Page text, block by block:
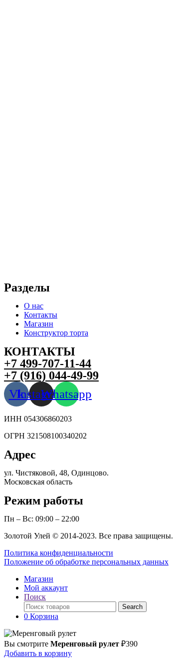
Разделы
О нас
Контакты
Магазин
Конструктор торта
КОНТАКТЫ
+7 499-707-11-44
+7 (916) 044-49-99
VkInstagramWhatsapp
ИНН 054306860203
ОГРН 321508100340202
Адрес
ул. Чистяковой, 48, Одинцово.
Московская область
Режим работы
Пн – Вс: 09:00 – 22:00
Золотой Улей © 2014-2023. Все права защищены.
Политика конфиденциальности
Положение об обработке персональных данных
Магазин
Мой аккаунт
Поиск
Поиск
по:
Search
0 Корзина
Вы смотрите Меренговый рулет ₽390
Добавить в корзину